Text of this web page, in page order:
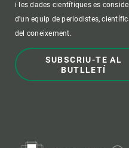
i les dades científiques es
d'un equip de periodistes,
del coneixement.
SUBSCRIU-TE AL
BUTLLETÍ